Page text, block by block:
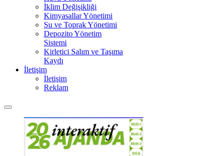
İklim Değişikliği
Kimyasallar Yönetimi
Su ve Toprak Yönetimi
Depozito Yönetim
Sistemi
Kirletici Salım ve Taşıma
Kaydı
İletişim
İletişim
Reklam